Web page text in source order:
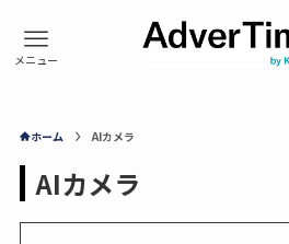
ホーム AIカメラ
AIカメラ